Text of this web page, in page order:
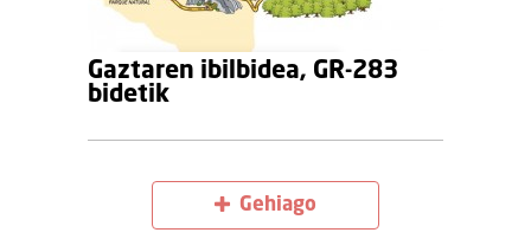
Gaztaren ibilbidea, GR-283
bidetik
Gehiago